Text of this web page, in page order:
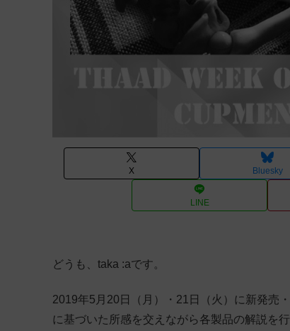
X Bluesky
LINE
どうも、taka :aです。
2019年5月20日（月）・21日（火）に新発売
に基づいた所感を交えながら各製品の解説を